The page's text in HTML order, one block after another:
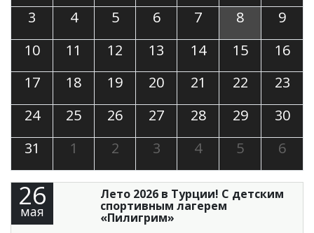
3 4 5 6 7 8
9
10
11 12 13 14 15
16
17
18 19 20 21 22
23
24
25 26 27 28 29
30
31
1 2 3 4 5 6
26
мая
Лето 2026 в Турции! С детским
спортивным лагерем
«Пилигрим»